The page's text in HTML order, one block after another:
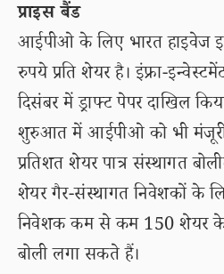
प्राइस बैंड
आईपीओ के लिए भारत हाइवेज
रुपये प्रति शेयर है। इंफ्रा-
दिसंबर में ड्राफ्ट पेपर दाखिल
शुरुआत में आईपीओ को भी मंजूरी
प्रतिशत शेयर पात्र संस्थागत
शेयर गैर-संस्थागत निवेशकों के
निवेशक कम से कम 150 शेयर के
बोली लगा सकते हैं।